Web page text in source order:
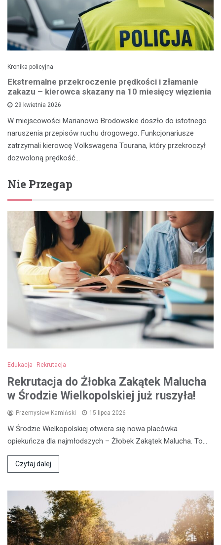
Kronika policyjna
Ekstremalne przekroczenie prędkości i złamanie
zakazu – kierowca skazany na 10 miesięcy więzienia
29 kwietnia 2026
W miejscowości Marianowo Brodowskie doszło do istotnego
naruszenia przepisów ruchu drogowego. Funkcjonariusze
zatrzymali kierowcę Volkswagena Tourana, który przekroczył
dozwoloną prędkość…
Nie Przegap
Edukacja Rekrutacja
Rekrutacja do Żłobka Zakątek Malucha
w Środzie Wielkopolskiej już ruszyła!
Przemysław Kamiński 15 lipca 2026
W Środzie Wielkopolskiej otwiera się nowa placówka
opiekuńcza dla najmłodszych – Żłobek Zakątek Malucha. To…
Czytaj dalej